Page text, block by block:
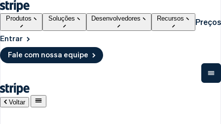
Produtos Soluções Desenvolvedores Recursos Preços
Entrar
Fale com nossa equipe
Voltar